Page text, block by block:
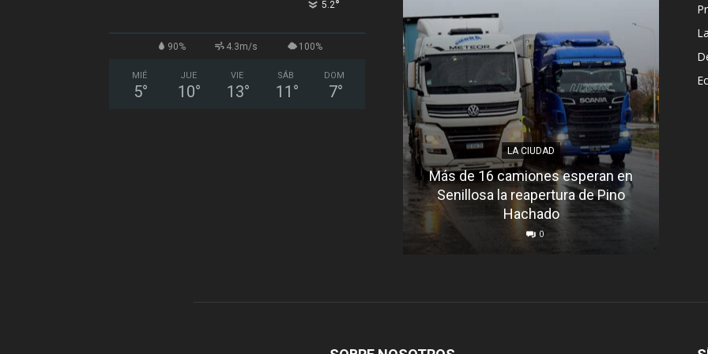
5.2°
90% 4.3m/s 100%
MIÉ
5°
JUE
10°
VIE
13°
SÁB
11 °
DOM
7°
LA CIUDAD
Más de 16 camiones esperan en
Senillosa la reapertura de Pino
Hachado
0